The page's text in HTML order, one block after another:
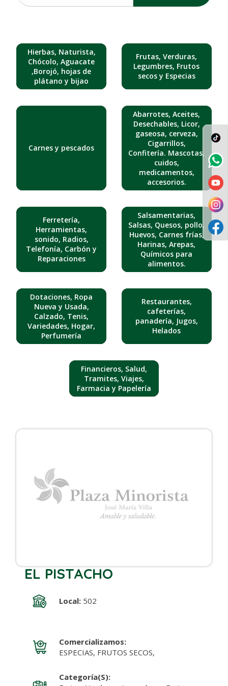
Hierbas, Naturista,
Chócolo, Aguacate
,Borojó, hojas de
plátano y bijao
Frutas, Verduras,
Legumbres, Frutos
secos y Especias
Carnes y pescados
Abarrotes, Aceites,
Desechables, Licor,
gaseosa, cerveza,
Cigarrillos,
Confitería. Mascotas,
cuidos,
medicamentos,
accesorios.
Ferretería,
Herramientas,
sonido, Radios,
Telefonía, Carbón y
Reparaciones
Salsamentarias,
Salsas, Quesos, pollo,
Huevos, Carnes frías,
Harinas, Arepas,
Químicos para
alimentos.
Dotaciones, Ropa
Nueva y Usada,
Calzado, Tenis,
Variedades, Hogar,
Perfumería
Restaurantes,
cafeterías,
panadería, Jugos,
Helados
Financieros, Salud,
Tramites, Viajes,
Farmacia y Papelería
EL PISTACHO
Local:502
Comercializamos:
ESPECIAS, FRUTOS SECOS,
Categoría(s):